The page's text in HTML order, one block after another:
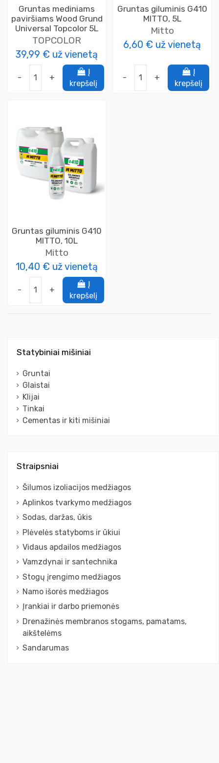
Gruntas mediniams
paviršiams Wood Grund
Universal Topcolor 5L
TOPCOLOR
39,99 € už vienetą
- +
Į
krepšelį
Gruntas giluminis G410
MITTO, 5L
Mitto
6,60 € už vienetą
- +
Į
krepšelį
Gruntas giluminis G410
MITTO, 10L
Mitto
10,40 € už vienetą
- +
Į
krepšelį
Statybiniai mišiniai
Gruntai
Glaistai
Klijai
Tinkai
Cementas ir kiti mišiniai
Straipsniai
Šilumos izoliacijos medžiagos
Aplinkos tvarkymo medžiagos
Sodas, daržas, ūkis
Plėvelės statyboms ir ūkiui
Vidaus apdailos medžiagos
Vamzdynai ir santechnika
Stogų įrengimo medžiagos
Namo išorės medžiagos
Įrankiai ir darbo priemonės
Drenažinės membranos stogams, pamatams,
aikštelėms
Sandarumas